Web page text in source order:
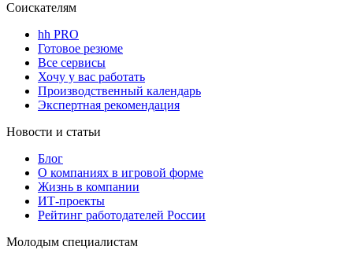
Соискателям
hh PRO
Готовое резюме
Все сервисы
Хочу у вас работать
Производственный календарь
Экспертная рекомендация
Новости и статьи
Блог
О компаниях в игровой форме
Жизнь в компании
ИТ-проекты
Рейтинг работодателей России
Молодым специалистам